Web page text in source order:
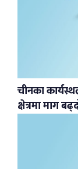
चीनका
क्षेत्रमा माग